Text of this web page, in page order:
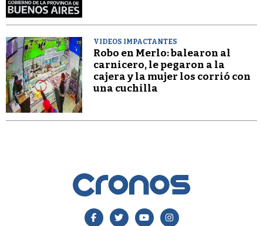
VIDEOS IMPACTANTES
Robo en Merlo: balearon al
carnicero, le pegaron a la
cajera y la mujer los corrió con
una cuchilla